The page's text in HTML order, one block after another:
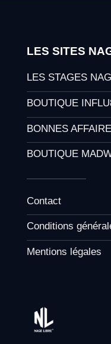
LES SITES
LES STAGES
BOUTIQUE
BONNES
BOUTIQUE
Contact
Conditions
Mentions légales